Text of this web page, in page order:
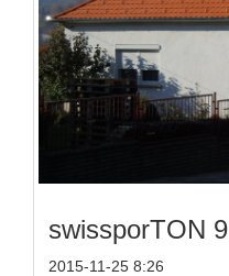
swissporTON 9
2015-11-25 8:26